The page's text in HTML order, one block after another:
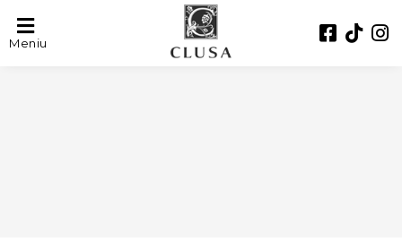
Meniu
FILMAR